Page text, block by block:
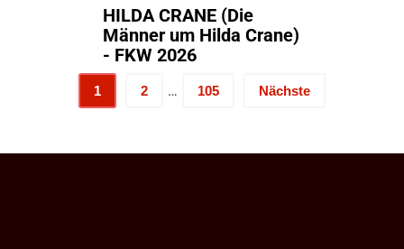
HILDA CRANE (Die
Männer um Hilda Crane)
- FKW 2026
1 2 … 105 Nächste